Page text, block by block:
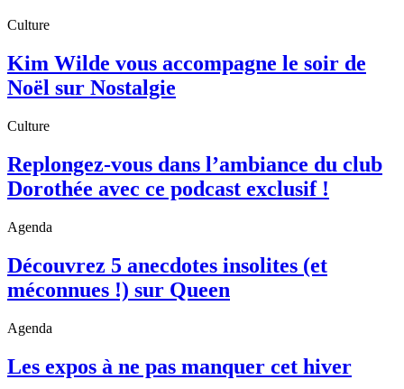
Culture
Kim Wilde vous accompagne le soir de
Noël sur Nostalgie
Culture
Replongez-vous dans l’ambiance du club
Dorothée avec ce podcast exclusif !
Agenda
Découvrez 5 anecdotes insolites (et
méconnues !) sur Queen
Agenda
Les expos à ne pas manquer cet hiver